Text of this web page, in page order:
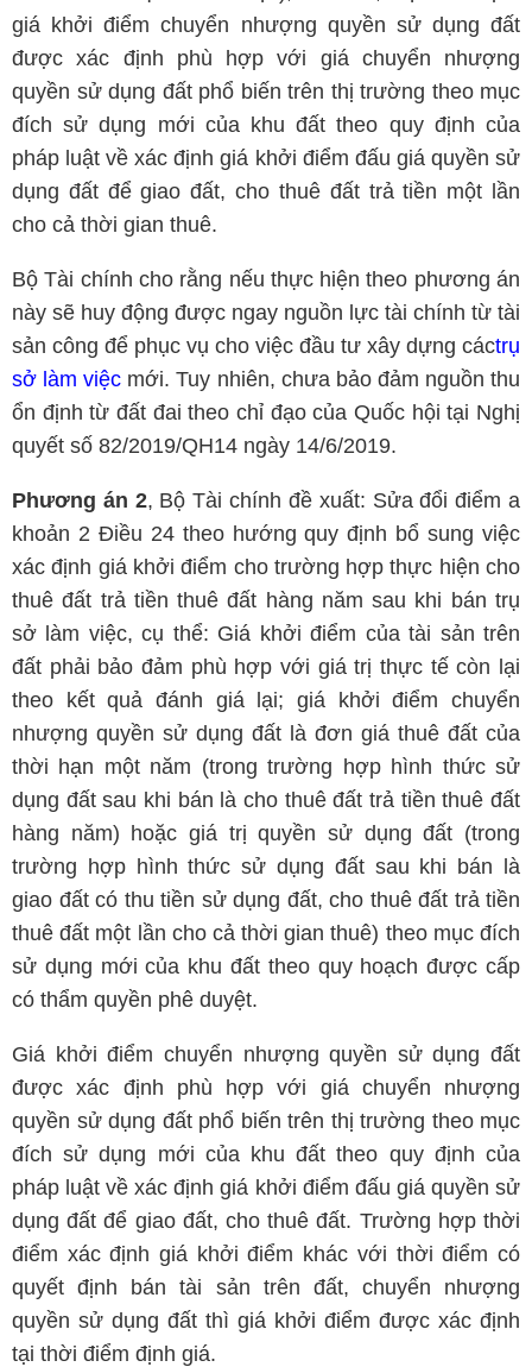
giá khởi điểm chuyển nhượng quyền sử dụng đất
được xác định phù hợp với giá chuyển nhượng
quyền sử dụng đất phổ biến trên thị trường theo mục
đích sử dụng mới của khu đất theo quy định của
pháp luật về xác định giá khởi điểm đấu giá quyền sử
dụng đất để giao đất, cho thuê đất trả tiền một lần
cho cả thời gian thuê.
Bộ Tài chính cho rằng nếu thực hiện theo phương án
này sẽ huy động được ngay nguồn lực tài chính từ tài
sản công để phục vụ cho việc đầu tư xây dựng cáctrụ
sở làm việc mới. Tuy nhiên, chưa bảo đảm nguồn thu
ổn định từ đất đai theo chỉ đạo của Quốc hội tại Nghị
quyết số 82/2019/QH14 ngày 14/6/2019.
Phương án 2, Bộ Tài chính đề xuất: Sửa đổi điểm a
khoản 2 Điều 24 theo hướng quy định bổ sung việc
xác định giá khởi điểm cho trường hợp thực hiện cho
thuê đất trả tiền thuê đất hàng năm sau khi bán trụ
sở làm việc, cụ thể: Giá khởi điểm của tài sản trên
đất phải bảo đảm phù hợp với giá trị thực tế còn lại
theo kết quả đánh giá lại; giá khởi điểm chuyển
nhượng quyền sử dụng đất là đơn giá thuê đất của
thời hạn một năm (trong trường hợp hình thức sử
dụng đất sau khi bán là cho thuê đất trả tiền thuê đất
hàng năm) hoặc giá trị quyền sử dụng đất (trong
trường hợp hình thức sử dụng đất sau khi bán là
giao đất có thu tiền sử dụng đất, cho thuê đất trả tiền
thuê đất một lần cho cả thời gian thuê) theo mục đích
sử dụng mới của khu đất theo quy hoạch được cấp
có thẩm quyền phê duyệt.
Giá khởi điểm chuyển nhượng quyền sử dụng đất
được xác định phù hợp với giá chuyển nhượng
quyền sử dụng đất phổ biến trên thị trường theo mục
đích sử dụng mới của khu đất theo quy định của
pháp luật về xác định giá khởi điểm đấu giá quyền sử
dụng đất để giao đất, cho thuê đất. Trường hợp thời
điểm xác định giá khởi điểm khác với thời điểm có
quyết định bán tài sản trên đất, chuyển nhượng
quyền sử dụng đất thì giá khởi điểm được xác định
tại thời điểm định giá.